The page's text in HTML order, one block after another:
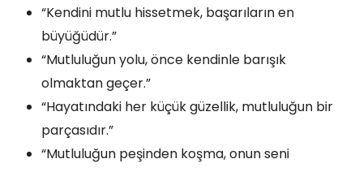
“Kendini mutlu hissetmek, başarıların en
büyüğüdür.”
“Mutluluğun yolu, önce kendinle barışık
olmaktan geçer.”
“Hayatındaki her küçük güzellik, mutluluğun bir
parçasıdır.”
“Mutluluğun peşinden koşma, onun seni